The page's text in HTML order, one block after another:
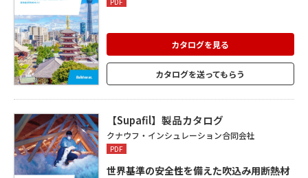
カタログを見る
カタログを送ってもらう
【Supafil】製品カタログ
クナウフ・インシュレーション合同会社
PDF
世界基準の安全性を備えた吹込み用断熱材